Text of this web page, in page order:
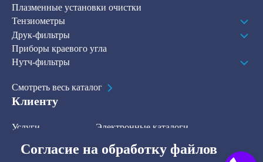
Согласие на обработку файлов
Плазменные установки очистки
Тензиометры
Друк-фильтры
Приборы краевого угла
Нутч-фильтры
Смотреть весь каталог
Клиенту
Услуги
В наличии на складе
Электронные каталоги
Контакты